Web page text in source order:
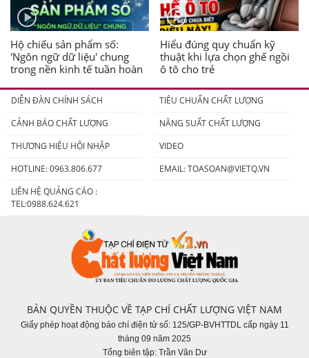
Hộ chiếu sản phẩm số:
'Ngôn ngữ dữ liệu' chung
trong nền kinh tế tuần hoàn
Hiểu đúng quy chuẩn kỹ
thuật khi lựa chọn ghế ngồi
ô tô cho trẻ
DIỄN ĐÀN CHÍNH SÁCH
TIÊU CHUẨN CHẤT LƯỢNG
CẢNH BÁO CHẤT LƯỢNG
NĂNG SUẤT CHẤT LƯỢNG
THƯƠNG HIỆU HỘI NHẬP
VIDEO
HOTLINE: 0963.806.677
EMAIL:TOASOAN@VIETQ.VN
LIÊN HỆ QUẢNG CÁO :
TEL:0988.624.621
BẢN QUYỀN THUỘC VỀ TẠP CHÍ CHẤT LƯỢNG VIỆT NAM
Giấy phép hoạt động báo chí điện tử số: 125/GP-BVHTTDL cấp ngày 11
tháng 09 năm 2025
Tổng biên tập: Trần Văn Dư